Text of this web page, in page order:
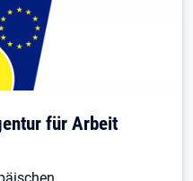
für Arbeit